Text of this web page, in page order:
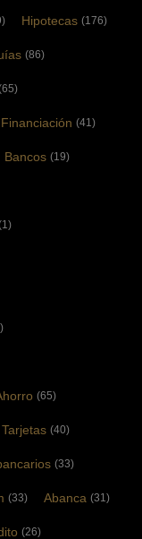
Hipotecas (176)
(86)
Financiación (41)
Bancos (19)
(65)
Tarjetas (40)
(33)
(33) Abanca (31)
(26)